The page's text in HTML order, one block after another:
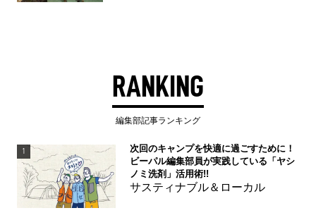
RANKING
編集部記事ランキング
1
次回のキャンプを快適に過ごすために！
ビーパル編集部員が実践している「ヤシ
ノミ洗剤」活用術!!
サスティナブル＆ローカル